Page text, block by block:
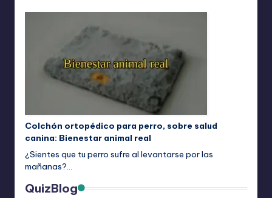
Colchón ortopédico para perro, sobre salud
canina: Bienestar animal real
¿Sientes que tu perro sufre al levantarse por las
mañanas?…
QuizBlog